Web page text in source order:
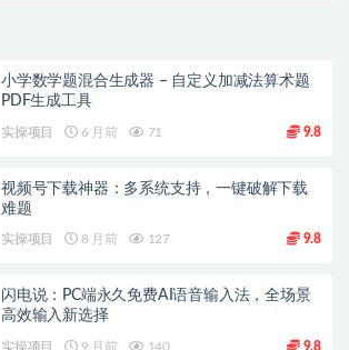
小学数学题混合生成器 – 自定义加减法算术题
PDF生成工具
实操项目 6 月前 71 9.8
视频号下载神器：多系统支持，一键破解下载
难题
实操项目 8 月前 127 9.8
闪电说：PC端永久免费AI语音输入法，全场景
高效输入新选择
实操项目 9 月前 140 9.8